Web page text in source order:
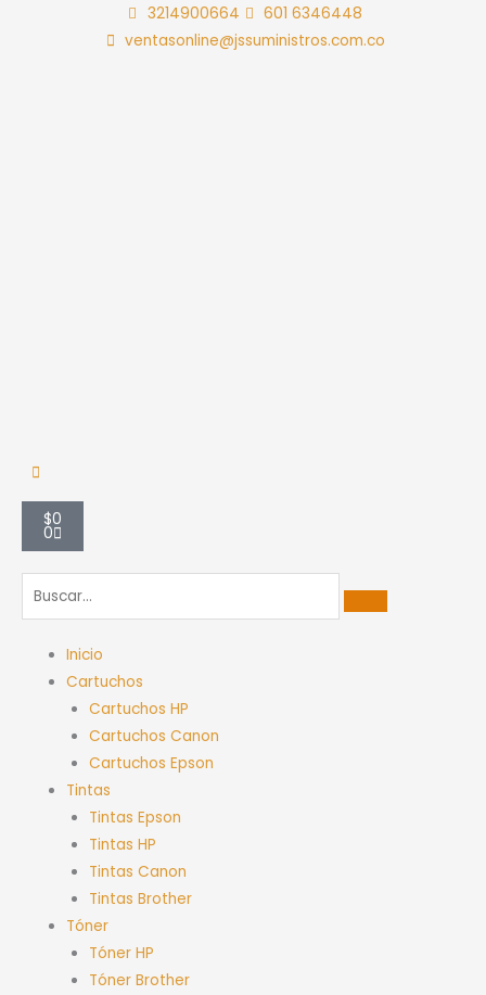
3214900664
601 6346448
ventasonline@jssuministros.com.co
$0
0
Carrito
Inicio
Cartuchos
Cartuchos HP
Cartuchos Canon
Cartuchos Epson
Tintas
Tintas Epson
Tintas HP
Tintas Canon
Tintas Brother
Tóner
Tóner HP
Tóner Brother